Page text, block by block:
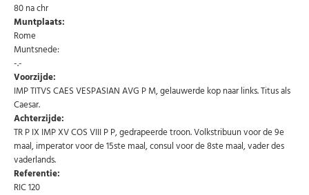
80 na chr
Muntplaats:
Rome
Muntsnede:
-.-
Voorzijde:
IMP TITVS CAES VESPASIAN AVG P M, gelauwerde kop naar links. Titus als
Caesar.
Achterzijde:
TR P IX IMP XV COS VIII P P, gedrapeerde troon. Volkstribuun voor de 9e
maal, imperator voor de 15ste maal, consul voor de 8ste maal, vader des
vaderlands.
Referentie:
RIC 120